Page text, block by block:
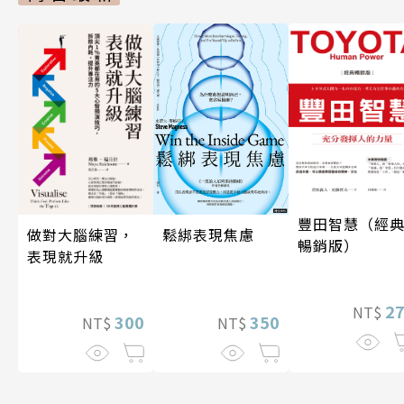
做對大腦練習，
表現就升級
NT$ 300
鬆綁表現焦慮
NT$ 350
豐田智慧（經典
暢銷版）
NT$